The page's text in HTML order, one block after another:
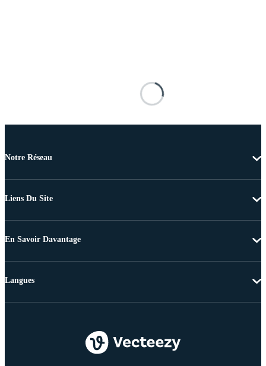
Notre Réseau
Liens Du Site
En Savoir Davantage
Langues